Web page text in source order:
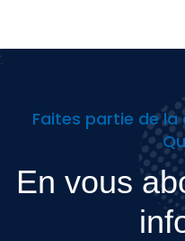
Faites partie de
En vous